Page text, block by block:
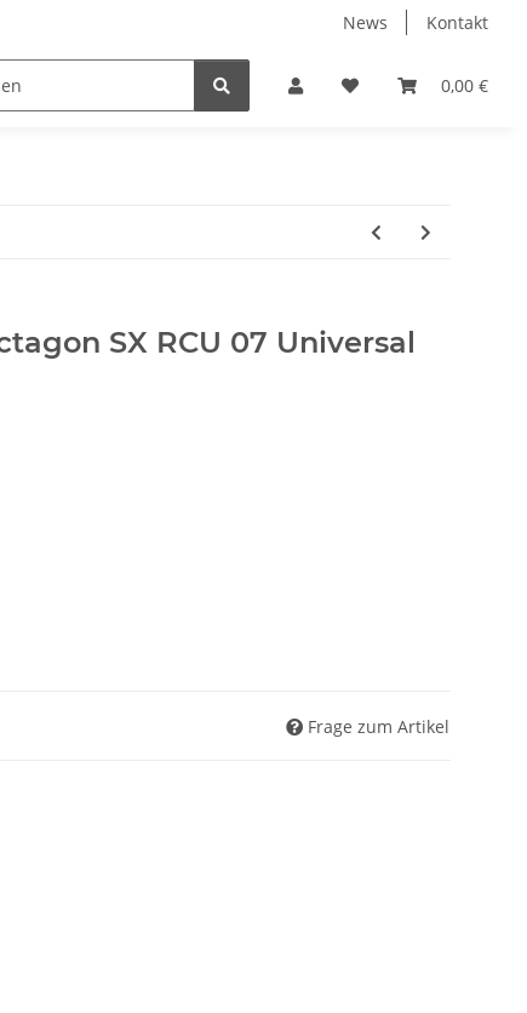
News Kontakt
0,00 €
Fliesen Zubehör Receiver
SX RCU 07 Universal
Frage zum Artikel